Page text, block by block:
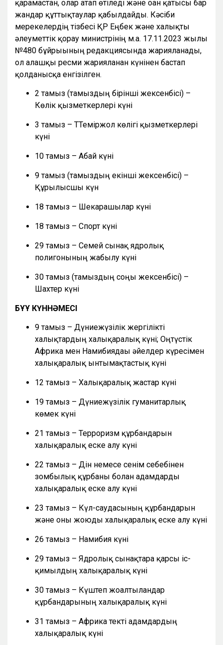
қарамастан, олар атап өтіледі және оған қатысы бар
жандар құттықтаулар қабылдайды. Кәсіби
мерекелердің тізбесі ҚР Еңбек және халықты
әлеуметтік қорғау министрінің м.а. 17.11.2023 жылғы
№480 бұйрығының редакциясында жарияланады,
ол алғашқы ресми жарияланған күнінен бастап
қолданысқа енгізілген.
2 тамыз (тамыздың бірінші жексенбісі) –
Көлік қызметкерлері күні
3 тамыз – ТТеміржол көлігі қызметкерлері
күні
10 тамыз – Абай күні
9 тамыз (тамыздың екінші жексенбісі) –
Құрылысшы күн
18 тамыз – Шекарашылар күні
18 тамыз – Спорт күні
29 тамыз – Семей сынақ ядролық
полигонының жабылу күні
30 тамыз (тамыздың соңғы жексенбісі) –
Шахтер күні
БҰҰ КҮННӘМЕСІ
9 тамыз – Дүниежүзілік жергілікті
халықтардың халықаралық күні; Оңтүстік
Африка мен Намибиядағы әйелдер күресімен
халықаралық ынтымақтастық күні
12 тамыз – Халықаралық жастар күні
19 тамыз – Дүниежүзілік гуманитарлық
көмек күні
21 тамыз – Терроризм құрбандарын
халықаралық еске алу күні
22 тамыз – Дін немесе сенім себебінен
зомбылық құрбаны болған адамдарды
халықаралық еске алу күні
23 тамыз – Күл-саудасының құрбандарын
және оны жоюды халықаралық еске алу күні
26 тамыз – Намибия күні
29 тамыз – Ядролық сынақтарға қарсы іс-
қимылдың халықаралық күні
30 тамыз – Күштеп жоғалтылғандар
құрбандарының халықаралық күні
31 тамыз – Африка текті адамдардың
халықаралық күні